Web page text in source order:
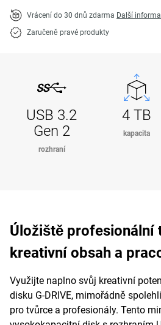
Vrácení do 30 dnů zdarma Další
Zaručeně pravé produkty
USB 3.2
Gen 2
rozhraní
4 TB
kapacita
Úložiště profesionální
kreativní obsah a
Využijte naplno svůj kreativní
disku G-DRIVE, mimořádně
pro tvůrce a profesionály. Tento